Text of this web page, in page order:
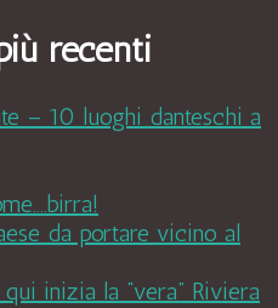
recenti
– 10 luoghi danteschi a
da portare vicino al
inizia la “vera” Riviera